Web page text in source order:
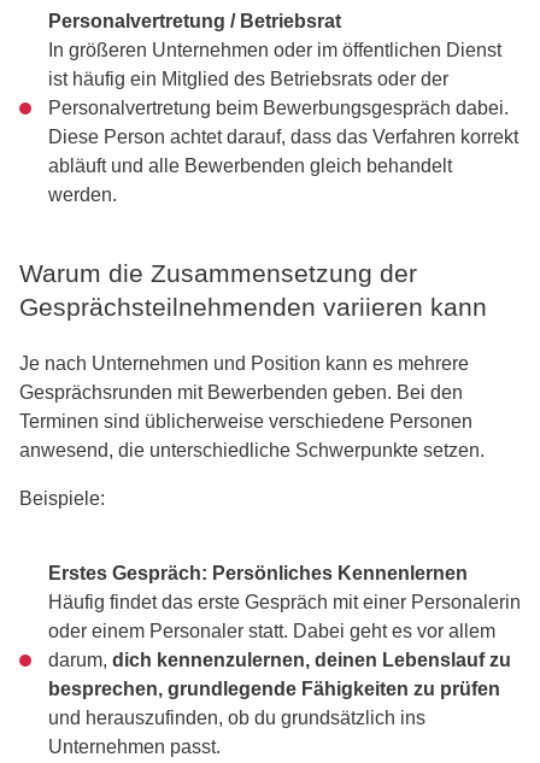
Personalvertretung / Betriebsrat
In größeren Unternehmen oder im öffentlichen Dienst
ist häufig ein Mitglied des Betriebsrats oder der
Personalvertretung beim Bewerbungsgespräch dabei.
Diese Person achtet darauf, dass das Verfahren korrekt
abläuft und alle Bewerbenden gleich behandelt
werden.
Warum die Zusammensetzung der
Gesprächsteilnehmenden variieren kann
Je nach Unternehmen und Position kann es mehrere
Gesprächsrunden mit Bewerbenden geben. Bei den
Terminen sind üblicherweise verschiedene Personen
anwesend, die unterschiedliche Schwerpunkte setzen.
Beispiele:
Erstes Gespräch: Persönliches Kennenlernen
Häufig findet das erste Gespräch mit einer Personalerin
oder einem Personaler statt. Dabei geht es vor allem
darum, dich kennenzulernen, deinen Lebenslauf zu
besprechen, grundlegende Fähigkeiten zu prüfen
und herauszufinden, ob du grundsätzlich ins
Unternehmen passt.